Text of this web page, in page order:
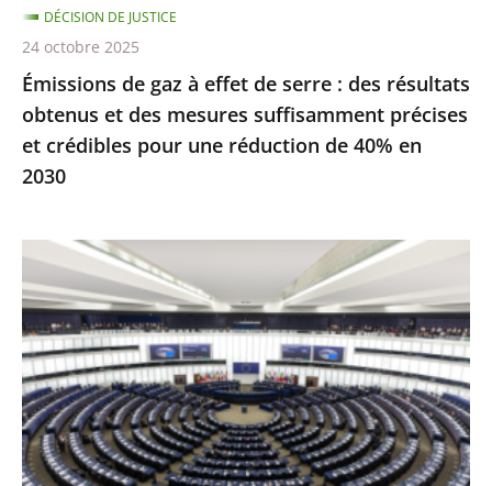
obtenus
et
des
mesures
suffisamment
précises
crédibles
pour
une
réduction
de
40%
en
2030
Émissions de gaz à effet de serre : des résultats
obtenus et des mesures suffisamment précises
et crédibles pour une réduction de 40% en
2030
DÉCISION DE JUSTICE
24 octobre 2025
Inéligibilité
avec
exécution
provisoire
:
seule
une
condamnation